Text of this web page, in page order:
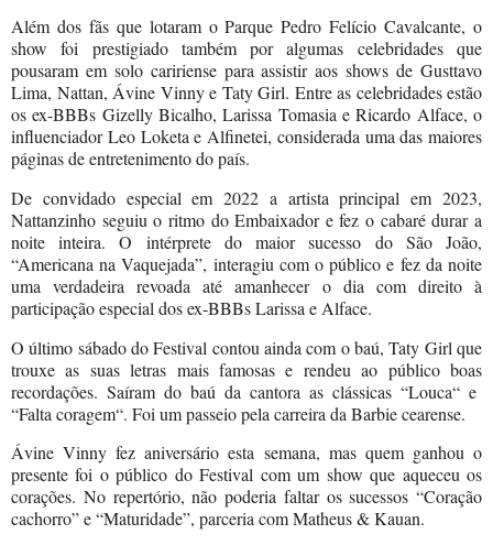
Além dos fãs que lotaram o Parque Pedro Felício Cavalcante, o
show foi prestigiado também por algumas celebridades que
pousaram em solo caririense para assistir aos shows de Gusttavo
Lima, Nattan, Ávine Vinny e Taty Girl. Entre as celebridades estão
os ex-BBBs Gizelly Bicalho, Larissa Tomasia e Ricardo Alface, o
influenciador Leo Loketa e Alfinetei, considerada uma das maiores
páginas de entretenimento do país.
De convidado especial em 2022 a artista principal em 2023,
Nattanzinho seguiu o ritmo do Embaixador e fez o cabaré durar a
noite inteira. O intérprete do maior sucesso do São João,
“Americana na Vaquejada”, interagiu com o público e fez da noite
uma verdadeira revoada até amanhecer o dia com direito à
participação especial dos ex-BBBs Larissa e Alface.
O último sábado do Festival contou ainda com o baú, Taty Girl que
trouxe as suas letras mais famosas e rendeu ao público boas
recordações. Saíram do baú da cantora as clássicas “Louca“ e
“Falta coragem“. Foi um passeio pela carreira da Barbie cearense.
Ávine Vinny fez aniversário esta semana, mas quem ganhou o
presente foi o público do Festival com um show que aqueceu os
corações. No repertório, não poderia faltar os sucessos “Coração
cachorro” e “Maturidade”, parceria com Matheus & Kauan.